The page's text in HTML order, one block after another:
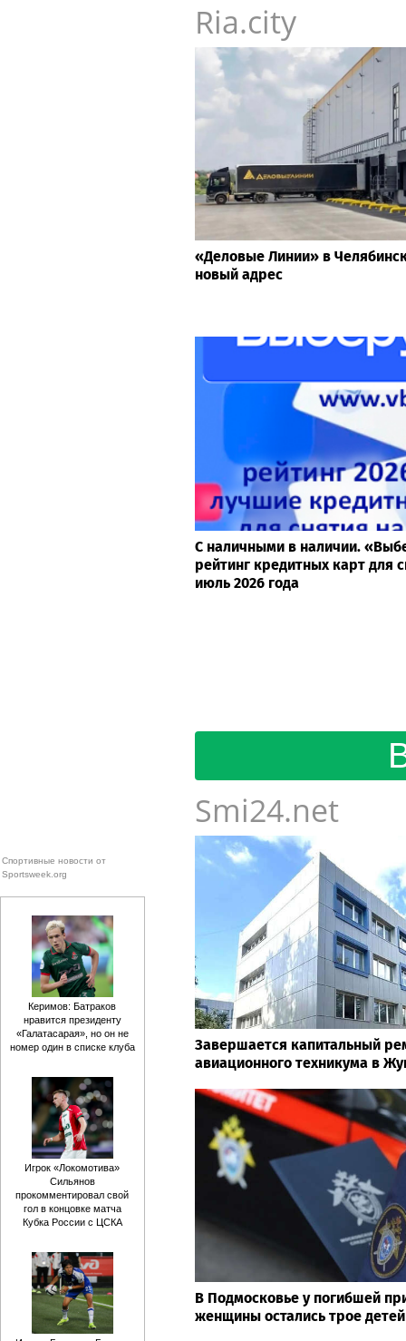
Ria.city
«Деловые Линии» в
новый адрес
С наличными в наличии.
рейтинг кредитных карт для
июль 2026 года
Smi24.net
Завершается капитальный
авиационного техникума в
В Подмосковье у погибшей
женщины остались трое детей
Спортивные новости от
Sportsweek.org
Керимов: Батраков
нравится президенту
«Галатасарая», но он не
номер один в списке клуба
Игрок «Локомотива»
Сильянов
прокомментировал свой
гол в концовке матча
Кубка России с ЦСКА